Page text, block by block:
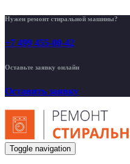
Нужен ремонт стиральной машины?
+7 499 455-00-42
Оставьте заявку онлайн
Оставить заявку
Toggle navigation